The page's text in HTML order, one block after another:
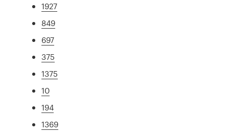
1927
849
697
375
1375
10
194
1369